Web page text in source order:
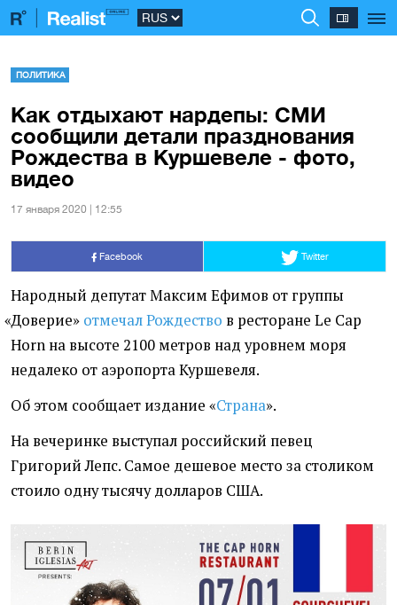
ПОЛИТИКА
Как отдыхают нардепы: СМИ
сообщили детали празднования
Рождества в Куршевеле - фото,
видео
17 января 2020 | 12:55
Facebook Twitter
Народный депутат Максим Ефимов от группы
«Доверие» отмечал Рождество в ресторане Le Cap
Horn на высоте 2100 метров над уровнем моря
недалеко от аэропорта Куршевеля.
Об этом сообщает издание «Страна».
На вечеринке выступал российский певец
Григорий Лепс. Самое дешевое место за столиком
стоило одну тысячу долларов США.